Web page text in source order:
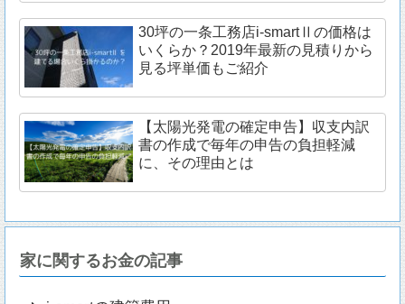
30坪の一条工務店i-smartⅡの価格は
いくらか？2019年最新の見積りから
見る坪単価もご紹介
【太陽光発電の確定申告】収支内訳
書の作成で毎年の申告の負担軽減
に、その理由とは
家に関するお金の記事